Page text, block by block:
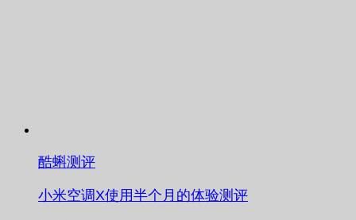
酷蝌测评
小米空调X使用半个月的体验测评